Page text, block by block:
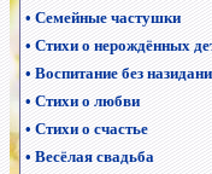
• Семейные частушки
• Стихи о нерождённых
• Воспитание без
• Стихи о любви
• Стихи о счастье
• Весёлая свадьба